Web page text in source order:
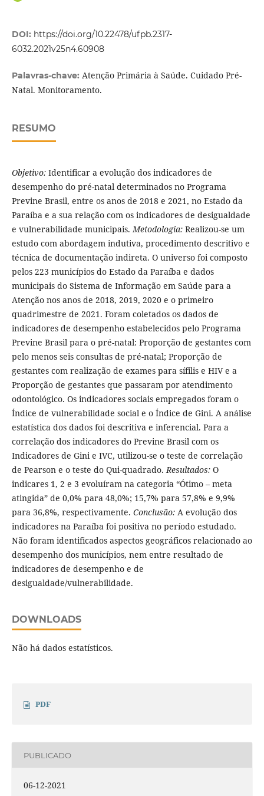
DOI: https://doi.org/10.22478/ufpb.2317-
6032.2021v25n4.60908
Palavras-chave: Atenção Primária à Saúde. Cuidado Pré-
Natal. Monitoramento.
RESUMO
Objetivo:Identificar a evolução dos indicadores de
desempenho do pré-natal determinados no Programa
Previne Brasil, entre os anos de 2018 e 2021, no Estado da
Paraíba e a sua relação com os indicadores de desigualdade
e vulnerabilidade municipais.Metodologia:Realizou-se um
estudo com abordagem indutiva, procedimento descritivo e
técnica de documentação indireta. O universo foi composto
pelos 223 municípios do Estado da Paraíba e dados
municipais do Sistema de Informação em Saúde para a
Atenção nos anos de 2018, 2019, 2020 e o primeiro
quadrimestre de 2021. Foram coletados os dados de
indicadores de desempenho estabelecidos pelo Programa
Previne Brasil para o pré-natal: Proporção de gestantes com
pelo menos seis consultas de pré-natal; Proporção de
gestantes com realização de exames para sífilis e HIV e a
Proporção de gestantes que passaram por atendimento
odontológico. Os indicadores sociais empregados foram o
Índice de vulnerabilidade social e o Índice de Gini. A análise
estatística dos dados foi descritiva e inferencial. Para a
correlação dos indicadores do Previne Brasil com os
Indicadores de Gini e IVC, utilizou-se o teste de correlação
de Pearson e o teste do Qui-quadrado.Resultados:O
indicares 1, 2 e 3 evoluíram na categoria “Ótimo – meta
atingida” de 0,0% para 48,0%; 15,7% para 57,8% e 9,9%
para 36,8%, respectivamente. Conclusão:A evolução dos
indicadores na Paraíba foi positiva no período estudado.
Não foram identificados aspectos geográficos relacionado ao
desempenho dos municípios, nem entre resultado de
indicadores de desempenho e de
desigualdade/vulnerabilidade.
DOWNLOADS
Não há dados estatísticos.
PDF
PUBLICADO
06-12-2021